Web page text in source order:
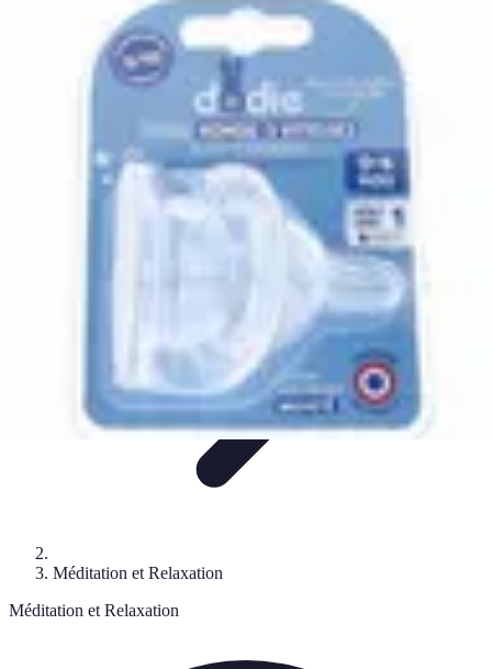
Astuces Anti Stress
Astuces NaturellesAstuces Pratiques
Méditation et
Routines et HabitudesTechniques de Relaxation
Méditation et Relaxation
Méditation et Relaxation